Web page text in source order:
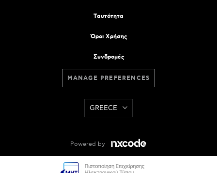
Tαυτότητα
Όροι Χρήσης
Συνδρομές
MANAGE PREFERENCES
GREECE
Powered by